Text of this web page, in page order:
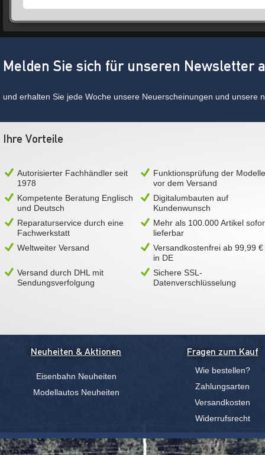
Melden Sie sich für unseren Newsletter
und erhalten Sie jede Woche unsere Neuerscheinungen und unsere
Ihre Vorteile
Autorisierter Fachhändler seit
1978
Funktionsprüfung der Modelle
vor dem Versand
Kompetente Beratung Englisch
und Deutsch
Digitalumbauten auf
Kundenwunsch
Reparaturservice durch eine
Fachwerkstatt
Mehr als 100.000 Artikel
lieferbar
Weltweiter Versand
Versandkostenfrei ab 99,99 €
in DE
Versand durch DHL mit
Sendungsverfolgung
Sichere SSL-
Datenverschlüsselung
Neuheiten & Aktionen
Eisenbahn Neuheiten
Modellautos Neuheiten
Fragen zum Kauf
Wie bestellen?
Zahlungsarten
Versandkosten
Widerrufsrecht